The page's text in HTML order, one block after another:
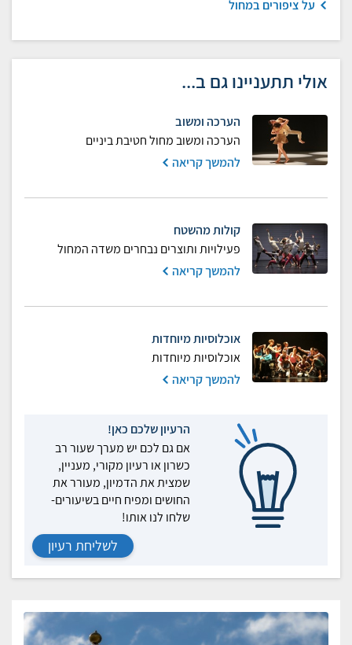
על ציפורים במחול
אולי תתעניינו גם ב...
הערכה ומשוב
הערכה ומשוב מחול חטיבת ביניים
להמשך קריאה
קולות מהשטח
פעילויות ותוצרים נבחרים משדה המחול
להמשך קריאה
אוכלוסיות מיוחדות
אוכלוסיות מיוחדות
להמשך קריאה
הרעיון שלכם כאן!
אם גם לכם יש מערך שעור רב
כשרון או רעיון מקורי, מעניין,
שמצית את הדמיון, מעורר את
החושים ומפיח חיים בשיעורים-
שלחו לנו אותו!
לשליחת רעיון